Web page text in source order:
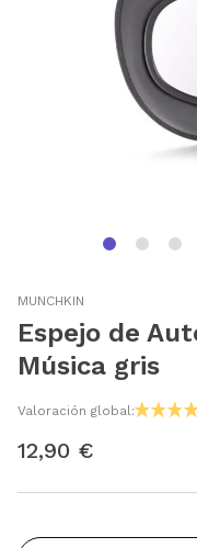
MUNCHKIN
Espejo de
Música gris
Valoración global:
12,90 €